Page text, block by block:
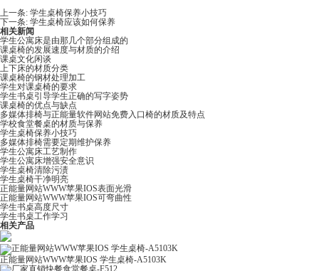
上一条: 学生桌椅保养小技巧
下一条: 学生桌椅应该如何保养
相关新闻
学生公寓床是由那几个部分组成的
课桌椅的发展速度与材质的介绍
课桌文化闲谈
上下床的材质分类
课桌椅的钢材处理加工
学生对课桌椅的要求
学生书桌引导学生正确的写字姿势
课桌椅的优点与缺点
多媒体排椅与正能量软件网站免费入口椅的材质及特点
学校食堂餐桌的材质与保养
学生桌椅保养小技巧
多媒体排椅需要定期维护保养
学生公寓床工艺制作
学生公寓床增强安全意识
学生桌椅清除污渍
学生桌椅干净明亮
正能量网站WWW苹果IOS表面光滑
正能量网站WWW苹果IOS可弯曲性
学生书桌高度尺寸
学生书桌工作学习
相关产品
正能量网站WWW苹果IOS 学生桌椅-A5103K